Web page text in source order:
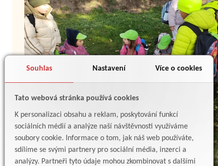
Souhlas Nastavení Více o cookies
Tato webová stránka používá cookies
K personalizaci obsahu a reklam, poskytování funkcí
sociálních médií a analýze naší návštěvnosti využíváme
soubory cookie. Informace o tom, jak náš web používáte,
sdílíme se svými partnery pro sociální média, inzerci a
analýzy. Partneři tyto údaje mohou zkombinovat s dalšími